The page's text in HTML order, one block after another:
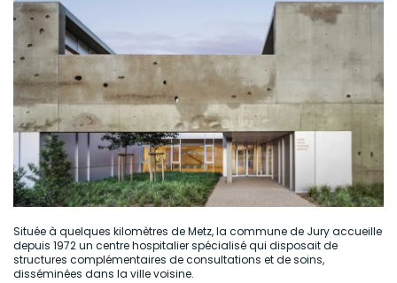
Située à quelques kilomètres de Metz, la commune de Jury accueille
depuis 1972 un centre hospitalier spécialisé qui disposait de
structures complémentaires de consultations et de soins,
disséminées dans la ville voisine.